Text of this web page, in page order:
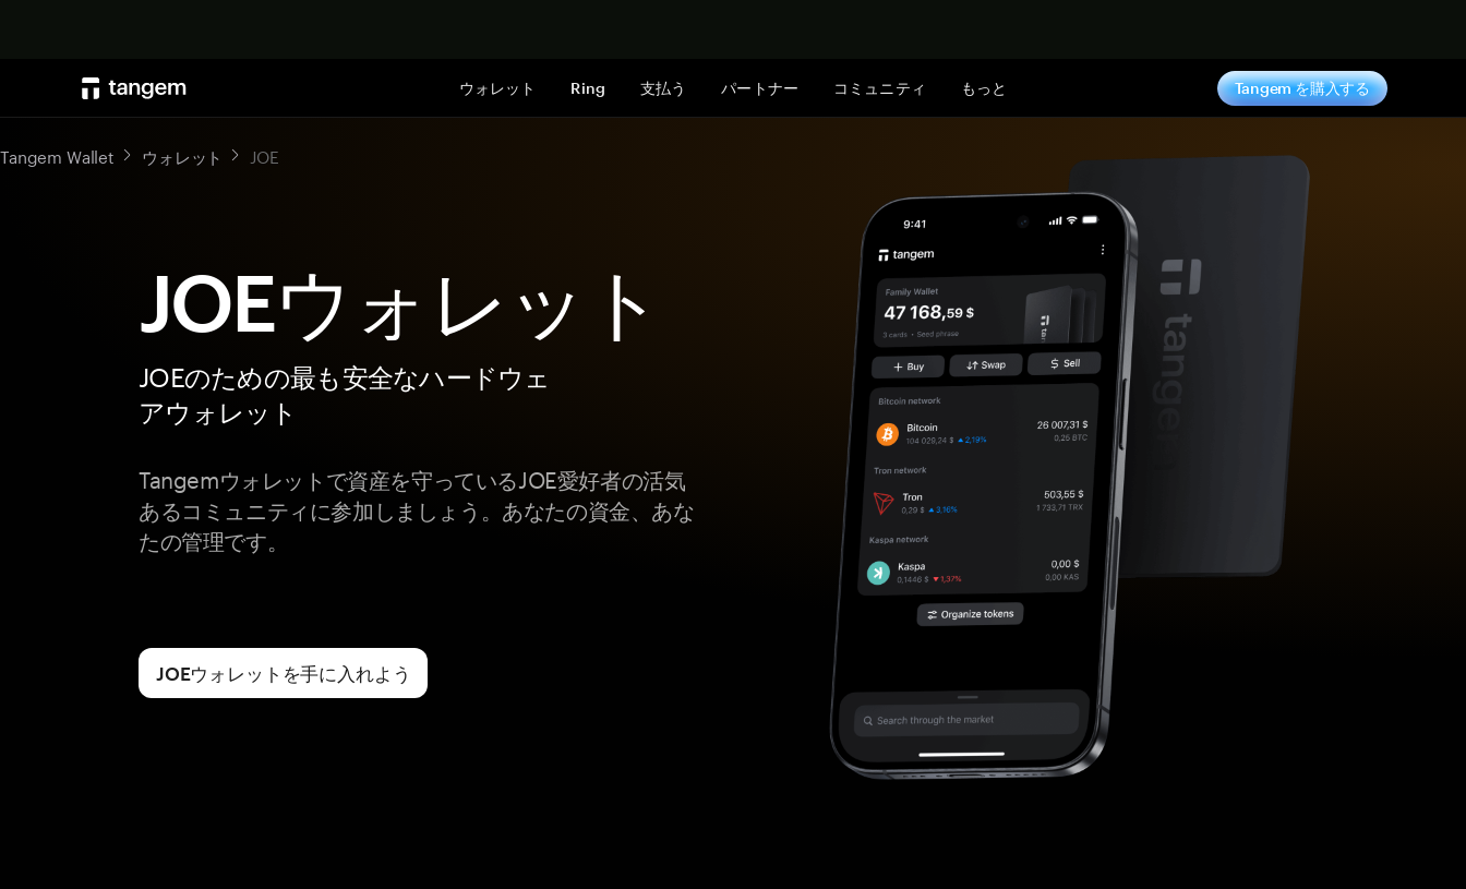
ウォレット Ring 支払う パートナー コミュニティ もっと Tangem を購入する
Tangem Wallet ウォレット JOE
JOEウォレット
JOEのための最も安全なハードウェ
アウォレット
Tangemウォレットで資産を守っているJOE愛好者の活気
あるコミュニティに参加しましょう。あなたの資金、あな
たの管理です。
JOEウォレットを手に入れよう